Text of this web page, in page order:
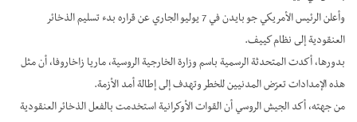
وأعلن الرئيس الأمريكي جو بايدن في 7 يوليو الجاري عن قراره بدء تسليم الذخائر
العنقودية إلى نظام كييف.
بدورها، أكدت المتحدثة الرسمية باسم وزارة الخارجية الروسية، ماريا زاخاروفا، أن مثل
هذه الإمدادات تعرّض المدنيين للخطر وتهدف إلى إطالة أمد الأزمة.
من جهته، أكد الجيش الروسي أن القوات الأوكرانية استخدمت بالفعل الذخائر العنقودية